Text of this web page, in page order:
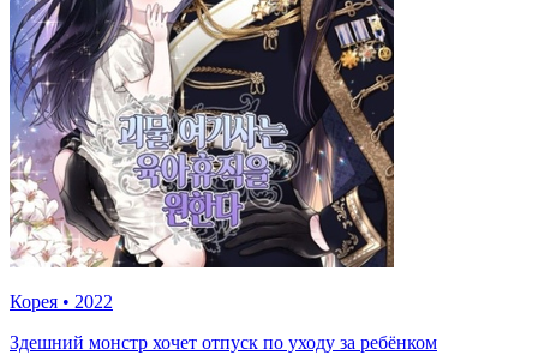
Корея • 2022
Здешний монстр хочет отпуск по уходу за ребёнком